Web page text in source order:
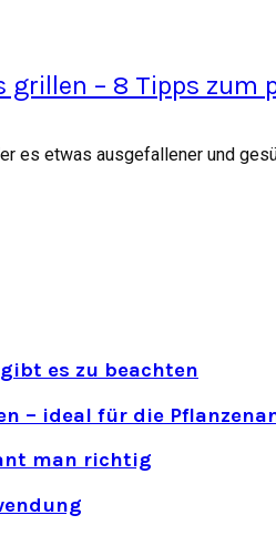
grillen – 8 Tipps
es etwas ausgefallener und
es zu beachten
– ideal für die
man richtig